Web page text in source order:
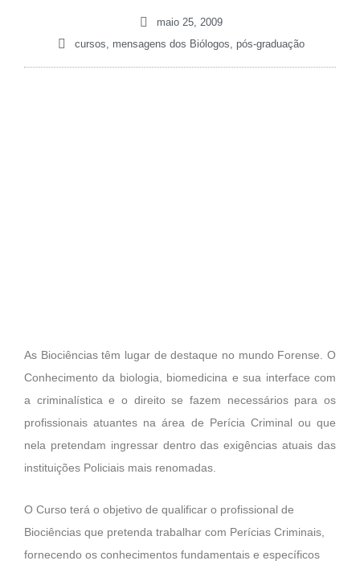
maio 25, 2009
cursos, mensagens dos Biólogos, pós-graduação
As Biociências têm lugar de destaque no mundo Forense. O
Conhecimento da biologia, biomedicina e sua interface com
a criminalística e o direito se fazem necessários para os
profissionais atuantes na área de Perícia Criminal ou que
nela pretendam ingressar dentro das exigências atuais das
instituições Policiais mais renomadas.
O Curso terá o objetivo de qualificar o profissional de
Biociências que pretenda trabalhar com Perícias Criminais,
fornecendo os conhecimentos fundamentais e específicos